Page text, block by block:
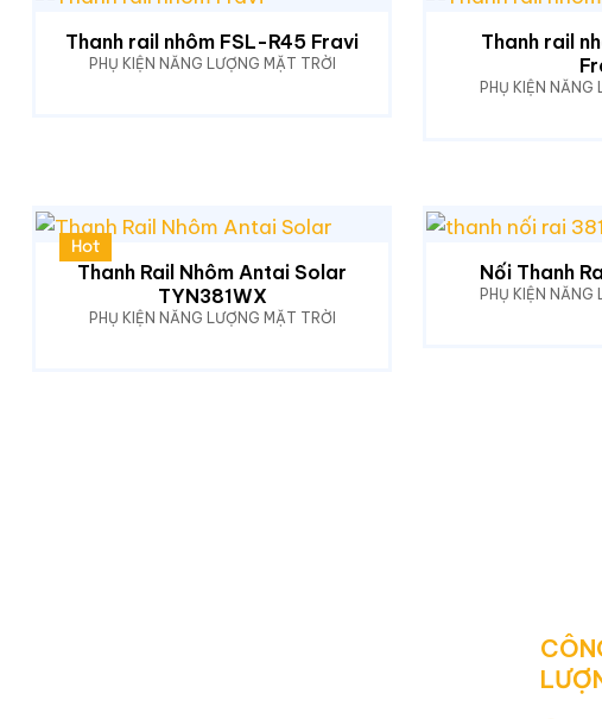
Thanh rail nhôm FSL-R45 Fravi
PHỤ KIỆN NĂNG LƯỢNG MẶT TRỜI
Thanh rail
PHỤ KIỆN NĂNG
Hot
Thanh Rail Nhôm Antai Solar
TYN381WX
PHỤ KIỆN NĂNG LƯỢNG MẶT TRỜI
Nối Thanh
PHỤ KIỆN NĂNG